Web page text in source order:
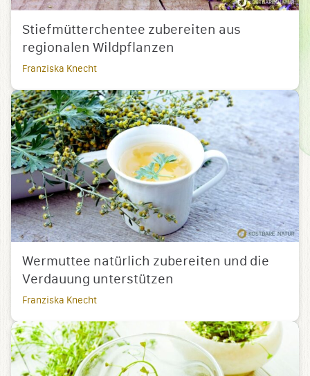
Stiefmütterchentee zubereiten aus
regionalen Wildpflanzen
Franziska Knecht
Wermuttee natürlich zubereiten und die
Verdauung unterstützen
Franziska Knecht